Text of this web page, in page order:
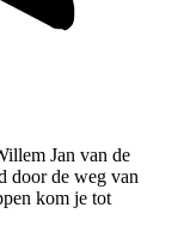
Jan van de
door de weg van
kom je tot